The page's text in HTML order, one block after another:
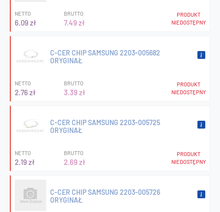
NETTO
6.09 zł
BRUTTO
7.49 zł
PRODUKT
NIEDOSTĘPNY
C-CER CHIP SAMSUNG 2203-005682
ORYGINAŁ
NETTO
2.76 zł
BRUTTO
3.39 zł
PRODUKT
NIEDOSTĘPNY
C-CER CHIP SAMSUNG 2203-005725
ORYGINAŁ
NETTO
2.19 zł
BRUTTO
2.69 zł
PRODUKT
NIEDOSTĘPNY
C-CER CHIP SAMSUNG 2203-005726
ORYGINAŁ